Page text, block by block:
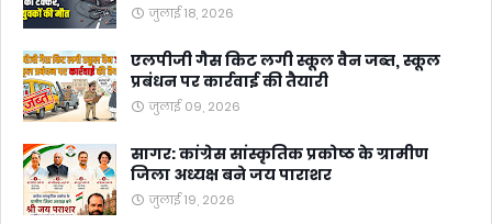
जुलाई 18, 2026
एलपीजी गैस किट लगी स्कूल वैन जब्त, स्कूल
प्रबंधन पर कार्रवाई की तैयारी
जुलाई 09, 2026
सागर: कांग्रेस सांस्कृतिक प्रकोष्ठ के ग्रामीण
जिला अध्यक्ष बने जय पाराशर
जुलाई 19, 2026